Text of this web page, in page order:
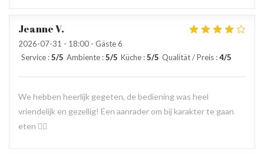
JeanneV
2026-07-31 - 18:00 - Gäste 6
Service :5/5 Ambiente :5/5 Küche :5/5 Qualität / Preis :4/5
We hebben heerlijk gegeten, de bediening was heel
vriendelijk en gezellig! Een aanrader om bij karakter te gaan
eten 👍🏻